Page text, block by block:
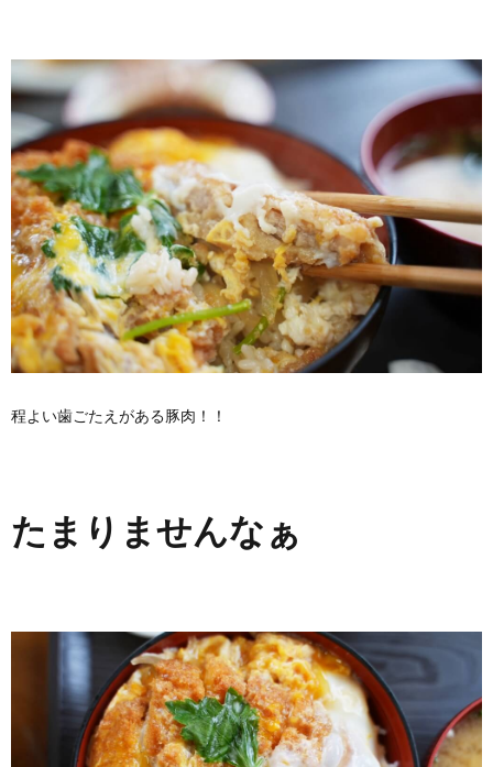
程よい歯ごたえがある豚肉！！
たまりませんなぁ